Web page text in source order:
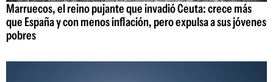
Marruecos, el reino pujante que invadió Ceuta: crece más
que España y con menos inflación, pero expulsa a sus jóvenes
pobres